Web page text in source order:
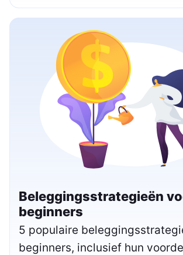
Beleggingsstrategieën
beginners
5 populaire
beginners, inclusief hun